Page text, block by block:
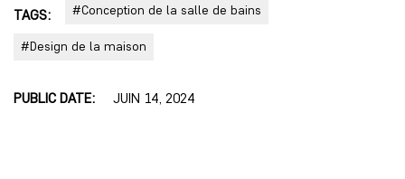
TAGS: #Conception de la salle de bains
#Design de la maison
PUBLIC DATE: JUIN 14, 2024